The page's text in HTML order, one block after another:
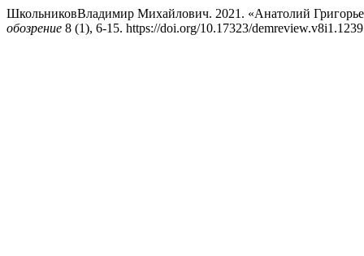
ШкольниковВладимир Михайлович. 2021. «Анатолий
обозрение 8 (1), 6-15. https://doi.org/10.17323/